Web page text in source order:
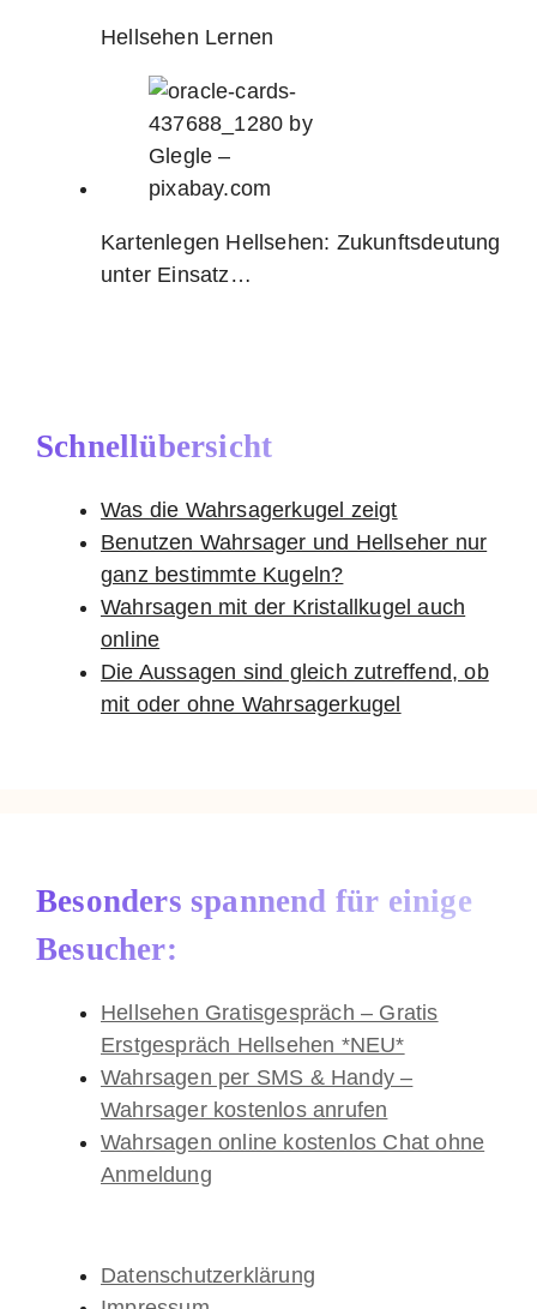
Hellsehen Lernen
Kartenlegen Hellsehen: Zukunftsdeutung
unter Einsatz…
Schnellübersicht
Was die Wahrsagerkugel zeigt
Benutzen Wahrsager und Hellseher nur
ganz bestimmte Kugeln?
Wahrsagen mit der Kristallkugel auch
online
Die Aussagen sind gleich zutreffend, ob
mit oder ohne Wahrsagerkugel
Besonders spannend für einige
Besucher:
Hellsehen Gratisgespräch – Gratis
Erstgespräch Hellsehen *NEU*
Wahrsagen per SMS & Handy –
Wahrsager kostenlos anrufen
Wahrsagen online kostenlos Chat ohne
Anmeldung
Datenschutzerklärung